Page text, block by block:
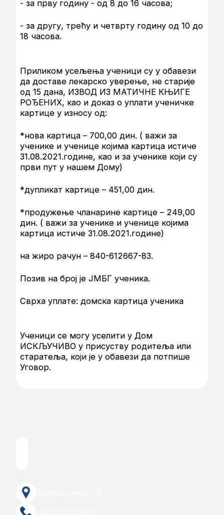
- за прву годину - од 8 до 16 часова;
- за другу, трећу и четврту годину од 10 до
18 часова.
Приликом усељења ученици су у обавези
да доставе лекарско уверење, не старије
од 15 дана, ИЗВОД ИЗ МАТИЧНЕ КЊИГЕ
РОЂЕНИХ, као и доказ о уплати ученичке
картице у износу од:
*нова картица – 700,00 дин. ( важи за
ученике и ученице којима картица истиче
31.08.2021.године, као и за ученике који су
први пут у нашем Дому)
*дупликат картице – 451,00 дин.
*продужење чланарине картице – 249,00
дин. ( важи за ученике и ученице којима
картица истиче 31.08.2021.године)
на жиро рачун – 840-612667-83.
Позив на број је ЈМБГ ученика.
Сврха уплате: домска картица ученика
Ученици се могу уселити у Дом
ИСКЉУЧИВО у присуству родитеља или
старатеља, који је у обавези да потпише
Уговор.